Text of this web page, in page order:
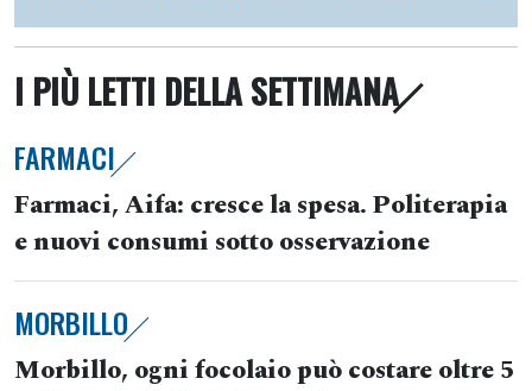
I PIÙ LETTI DELLA SETTIMANA
FARMACI
Farmaci, Aifa: cresce la spesa. Politerapia
e nuovi consumi sotto osservazione
MORBILLO
Morbillo, ogni focolaio può costare oltre 5